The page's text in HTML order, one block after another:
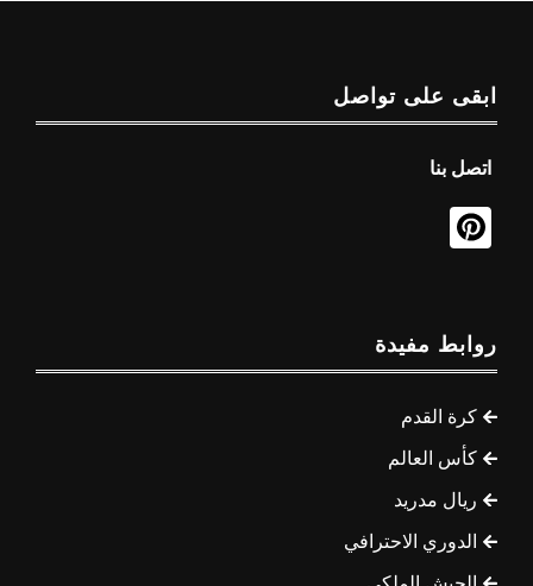
ابقى على تواصل
اتصل بنا
روابط مفيدة
كرة القدم
كأس العالم
ريال مدريد
الدوري الاحترافي